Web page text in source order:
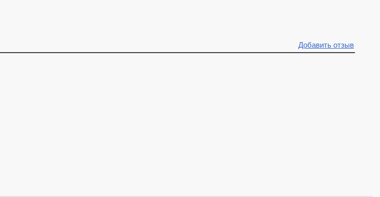
Добавить отзыв